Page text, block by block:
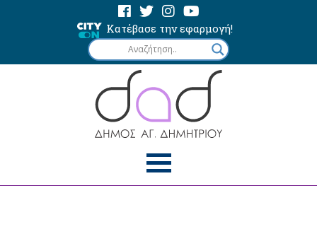
Κατέβασε την εφαρμογή!